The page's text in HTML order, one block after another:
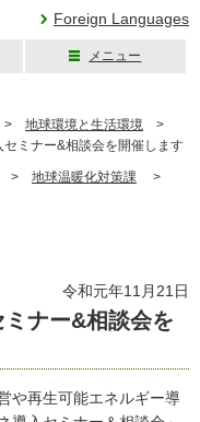
Foreign Languages
メニュー
> 地球環境と生活環境 >
ミナー&相談会を開催します
> 地球温暖化対策課 >
令和元年11月21日
ナー&相談会を
や再生可能エネルギー導